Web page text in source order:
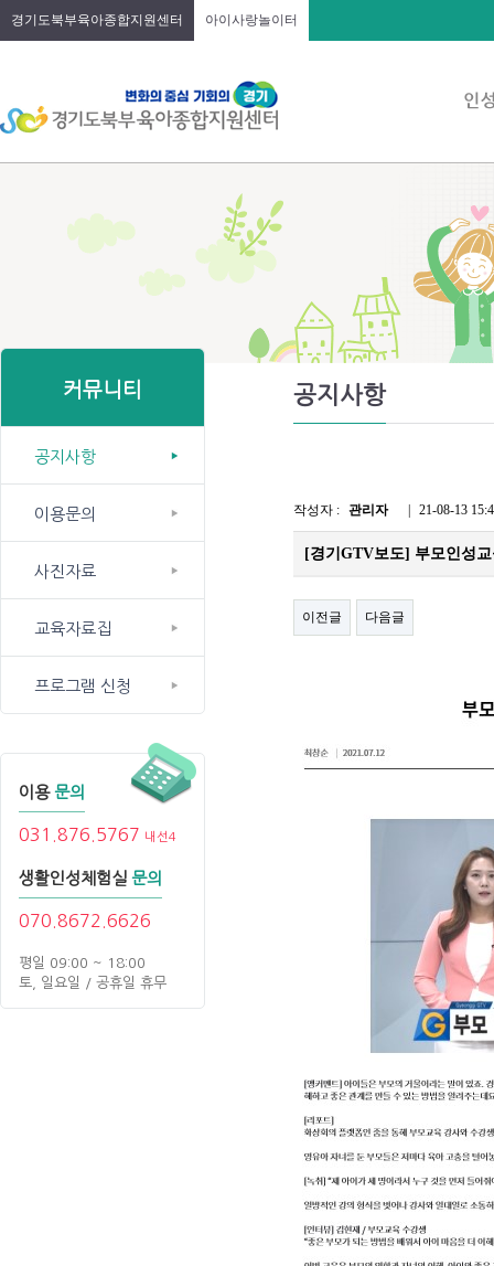
경기도북부육아종합지원센터 아이사랑놀이터
커뮤니티
공지사항
이용문의
사진자료
교육자료집
프로그램 신청
이용 문의
031.876.5767 내선4
생활인성체험실 문의
070.8672.6626
평일 09:00 ~ 18:00
토, 일요일 / 공휴일 휴무
공지사항
작성자 : 관리자 21-08-13
[경기GTV보도] 부모인성
이전글 다음글